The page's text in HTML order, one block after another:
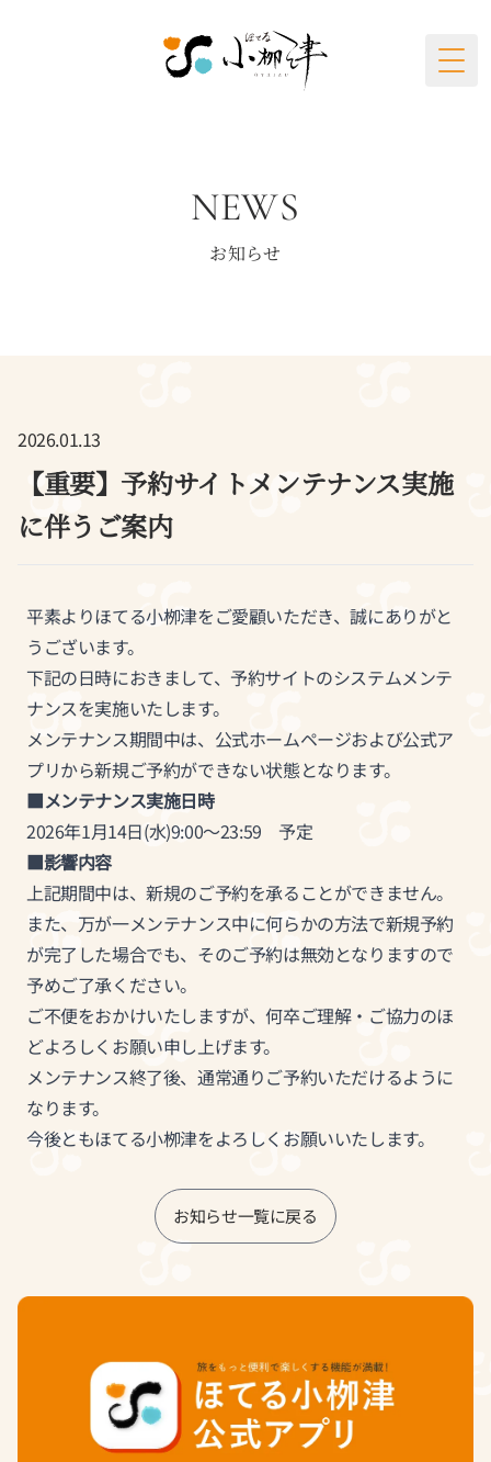
NEWS
お知らせ
2026.01.13
【重要】予約サイトメンテナンス実施
に伴うご案内
平素よりほてる小栁津をご愛顧いただき、誠にありがと
うございます。
下記の日時におきまして、予約サイトのシステムメンテ
ナンスを実施いたします。
メンテナンス期間中は、公式ホームページおよび公式ア
プリから新規ご予約ができない状態となります。
■メンテナンス実施日時
2026年1月14日(水)9:00～23:59 予定
■影響内容
上記期間中は、新規のご予約を承ることができません。
また、万が一メンテナンス中に何らかの方法で新規予約
が完了した場合でも、そのご予約は無効となりますので
予めご了承ください。
ご不便をおかけいたしますが、何卒ご理解・ご協力のほ
どよろしくお願い申し上げます。
メンテナンス終了後、通常通りご予約いただけるように
なります。
今後ともほてる小栁津をよろしくお願いいたします。
お知らせ一覧に戻る